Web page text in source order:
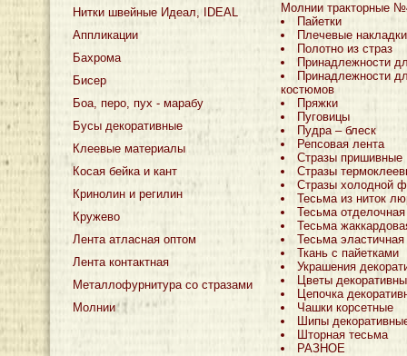
Нитки швейные Идеал, IDEAL
Аппликации
Бахрома
Бисер
Боа, перо, пух - марабу
Бусы декоративные
Клеевые материалы
Косая бейка и кант
Кринолин и регилин
Кружево
Лента атласная оптом
Лента контактная
Металлофурнитура со стразами
Молнии
Молнии тракторные
Пайетки
Плечевые накладки
Полотно из страз
Принадлежности
Принадлежности
костюмов
Пряжки
Пуговицы
Пудра – блеск
Репсовая лента
Стразы пришивные
Стразы
Стразы холодной
Тесьма из ниток
Тесьма отделочная
Тесьма
Тесьма эластичная
Ткань с пайетками
Украшения
Цветы
Цепочка
Чашки корсетные
Шипы
Шторная тесьма
РАЗНОЕ